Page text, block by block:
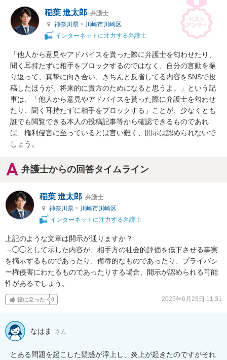
稲葉 進太郎 弁護士
神奈川県 > 川崎市川崎区
インターネットに注力する弁護士
「他人から意見やアドバイスを貰った際に弁護士を匂わせたり、
聞く耳持たずに相手をブロックするのではなく、自分の言動を振
り返って、真摯に向き合い、きちんと反省してる内容をSNSで投
稿したほうが、将来的に貴方のためになると思うよ。」という記
事は、「他人から意見やアドバイスを貰った際に弁護士を匂わせ
たり、聞く耳持たずに相手をブロックする」ことが、少なくとも
誰でも閲覧できる本人の投稿記事等から確認できるものであれ
ば、権利侵害に至っているとは言い難く、開示は認められないで
しょう。
弁護士からの回答タイムライン
稲葉 進太郎 弁護士
神奈川県 > 川崎市川崎区
インターネットに注力する弁護士
上記のような文章は開示が通りますか？
→◯◯として示した内容が、相手方の社会的評価を低下させる事実
を摘示するものであったり、侮辱的なものであったり、プライバシ
ー権侵害にわたるものであったりする場合、開示が認められる可能
性があるでしょう。
役に立った 0 2025年6月25日 11:31
なはま さん
とある問題を起こした疑惑が浮上し、炎上が起きたのですがそれ